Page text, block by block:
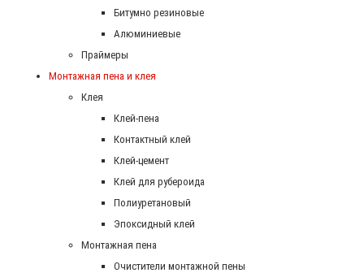
Битумно резиновые
Алюминиевые
Праймеры
Монтажная пена и клея
Клея
Клей-пена
Контактный клей
Клей-цемент
Клей для рубероида
Полиуретановый
Эпоксидный клей
Монтажная пена
Очистители монтажной пены